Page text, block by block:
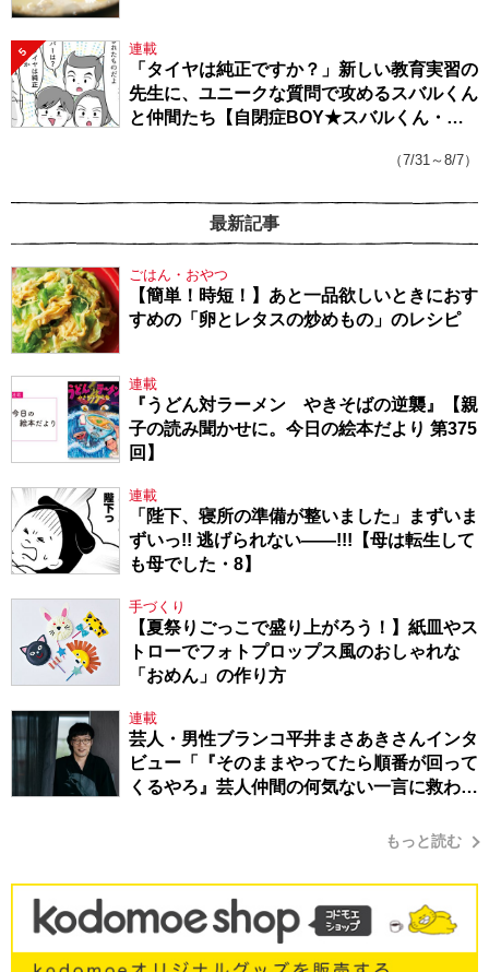
5 連載
「タイヤは純正ですか？」新しい教育実習の
先生に、ユニークな質問で攻めるスバルくん
と仲間たち【自閉症BOY★スバルくん・
（7/31～8/7）
最新記事
ごはん・おやつ
【簡単！時短！】あと一品欲しいときにおす
すめの「卵とレタスの炒めもの」のレシピ
連載
『うどん対ラーメン やきそばの逆襲』【親
子の読み聞かせに。今日の絵本だより 第375
回】
連載
「陛下、寝所の準備が整いました」まずいま
ずいっ!! 逃げられない――!!!【母は転生して
も母でした・8】
手づくり
【夏祭りごっこで盛り上がろう！】紙皿やス
トローでフォトプロップス風のおしゃれな
「おめん」の作り方
連載
芸人・男性ブランコ平井まさあきさんインタ
ビュー「『そのままやってたら順番が回って
くるやろ』芸人仲間の何気ない一言に救われ
もっと読む